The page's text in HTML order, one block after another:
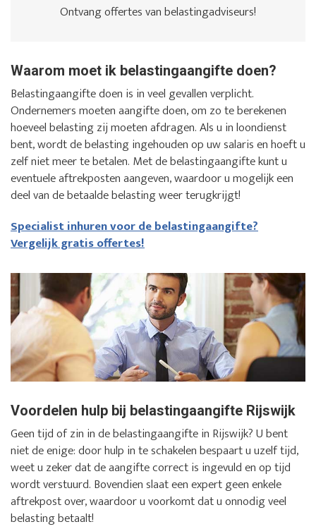
Ontvang offertes van belastingadviseurs!
Waarom moet ik belastingaangifte doen?
Belastingaangifte doen is in veel gevallen verplicht.
Ondernemers moeten aangifte doen, om zo te berekenen
hoeveel belasting zij moeten afdragen. Als u in loondienst
bent, wordt de belasting ingehouden op uw salaris en hoeft u
zelf niet meer te betalen. Met de belastingaangifte kunt u
eventuele aftrekposten aangeven, waardoor u mogelijk een
deel van de betaalde belasting weer terugkrijgt!
Specialist inhuren voor de belastingaangifte?
Vergelijk gratis offertes!
Voordelen hulp bij belastingaangifte Rijswijk
Geen tijd of zin in de belastingaangifte in Rijswijk? U bent
niet de enige: door hulp in te schakelen bespaart u uzelf tijd,
weet u zeker dat de aangifte correct is ingevuld en op tijd
wordt verstuurd. Bovendien slaat een expert geen enkele
aftrekpost over, waardoor u voorkomt dat u onnodig veel
belasting betaalt!